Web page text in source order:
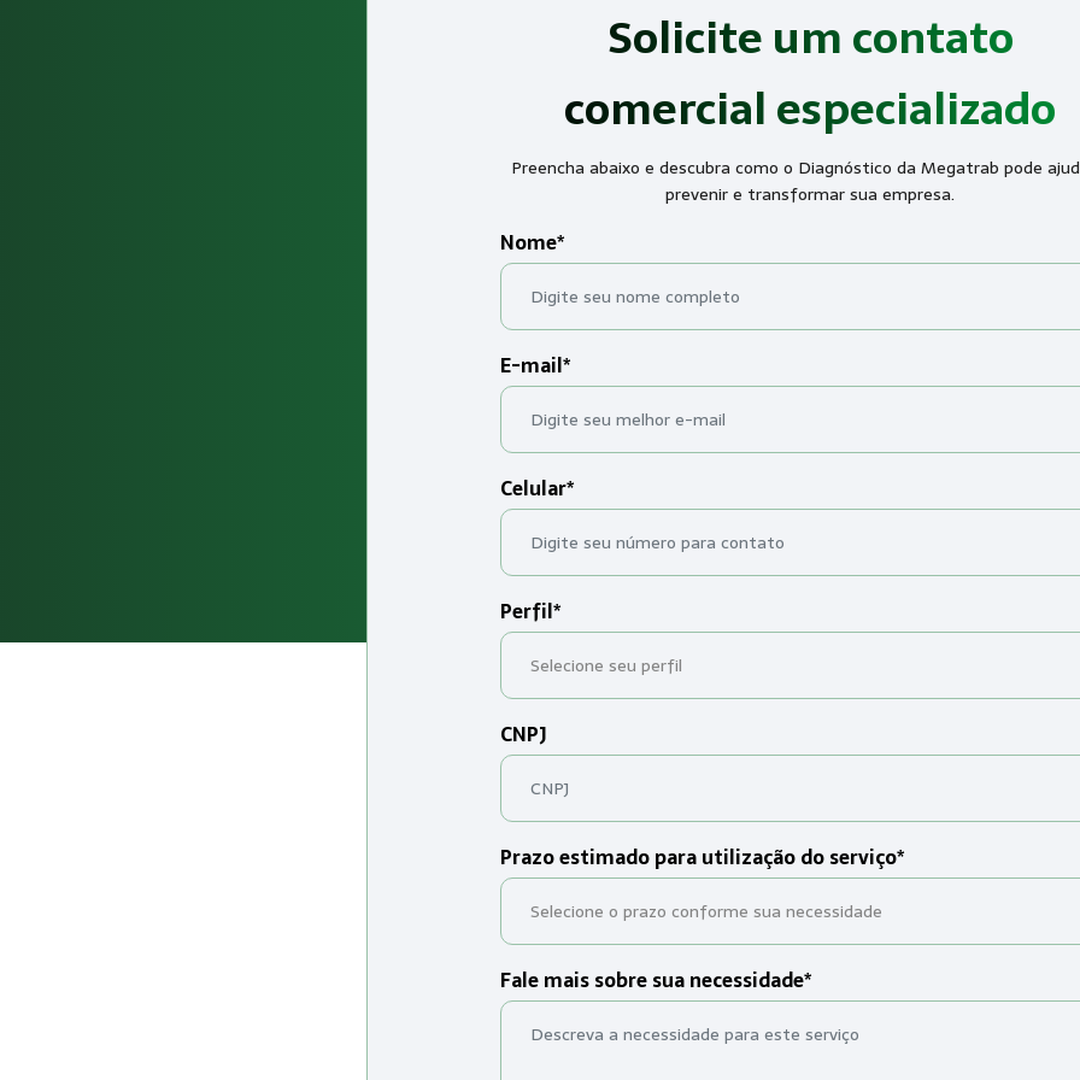
Solicite um contato
comercial especializado
Preencha abaixo e descubra como o Diagnóstico da Megatrab pode
prevenir e transformar sua empresa.
Nome*
E-mail*
Celular*
Perfil*
CNPJ
Prazo estimado para utilização do serviço*
Fale mais sobre sua necessidade*